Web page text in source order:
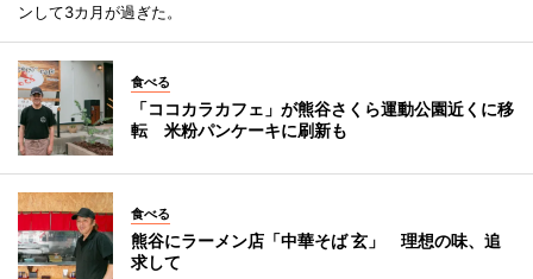
ンして3カ月が過ぎた。
食べる
「ココカラカフェ」が熊谷さくら運動公園近くに移
転 米粉パンケーキに刷新も
食べる
熊谷にラーメン店「中華そば 玄」 理想の味、追
求して